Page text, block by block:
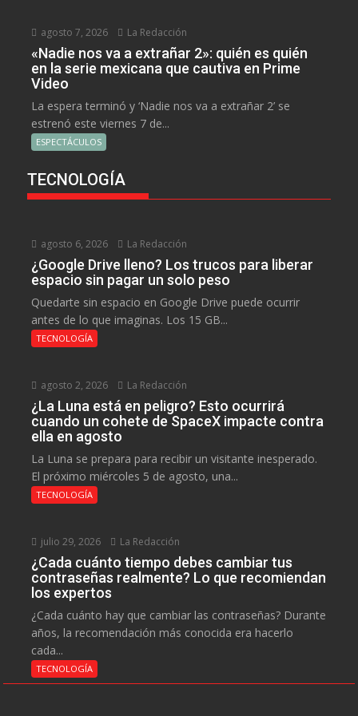
agosto 7, 2026 La Redacción
«Nadie nos va a extrañar 2»: quién es quién
en la serie mexicana que cautiva en Prime
Video
La espera terminó y ‘Nadie nos va a extrañar 2’ se
estrenó este viernes 7 de...
ESPECTÁCULOS
TECNOLOGÍA
agosto 6, 2026 La Redacción
¿Google Drive lleno? Los trucos para liberar
espacio sin pagar un solo peso
Quedarte sin espacio en Google Drive puede ocurrir
antes de lo que imaginas. Los 15 GB...
TECNOLOGÍA
agosto 2, 2026 La Redacción
¿La Luna está en peligro? Esto ocurrirá
cuando un cohete de SpaceX impacte contra
ella en agosto
La Luna se prepara para recibir un visitante inesperado.
El próximo miércoles 5 de agosto, una...
TECNOLOGÍA
julio 29, 2026 La Redacción
¿Cada cuánto tiempo debes cambiar tus
contraseñas realmente? Lo que recomiendan
los expertos
¿Cada cuánto hay que cambiar las contraseñas? Durante
años, la recomendación más conocida era hacerlo
cada...
TECNOLOGÍA